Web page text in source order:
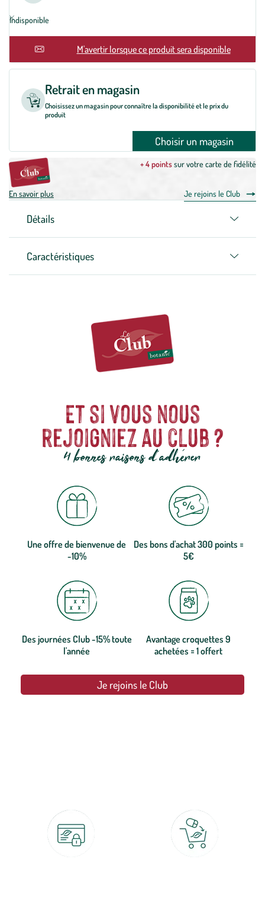
Indisponible
En rupture M'avertir lorsque ce produit sera disponible
Retrait en magasin
Choisissez un magasin pour connaître la disponibilité et le prix du
produit
Choisir un magasin
+ 4 pointssur votre carte de fidélité
En savoir plus Je rejoins le Club
Détails
Caractéristiques
Et si vous nous
rejoigniez au club ?
4 bonnes raisons d'adhérer
Une offre de bienvenue de
-10%
Des bons d'achat 300 points =
5€
Des journées Club -15% toute
l'année
Avantage croquettes 9
achetées = 1 offert
Je rejoins le Club